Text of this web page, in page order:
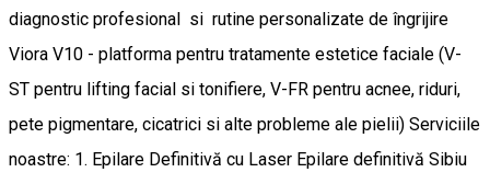
diagnostic profesional si rutine personalizate de îngrijire
Viora V10 - platforma pentru tratamente estetice faciale (V-
ST pentru lifting facial si tonifiere, V-FR pentru acnee, riduri,
pete pigmentare, cicatrici si alte probleme ale pielii) Serviciile
noastre: 1. Epilare Definitivă cu Laser Epilare definitivă Sibiu